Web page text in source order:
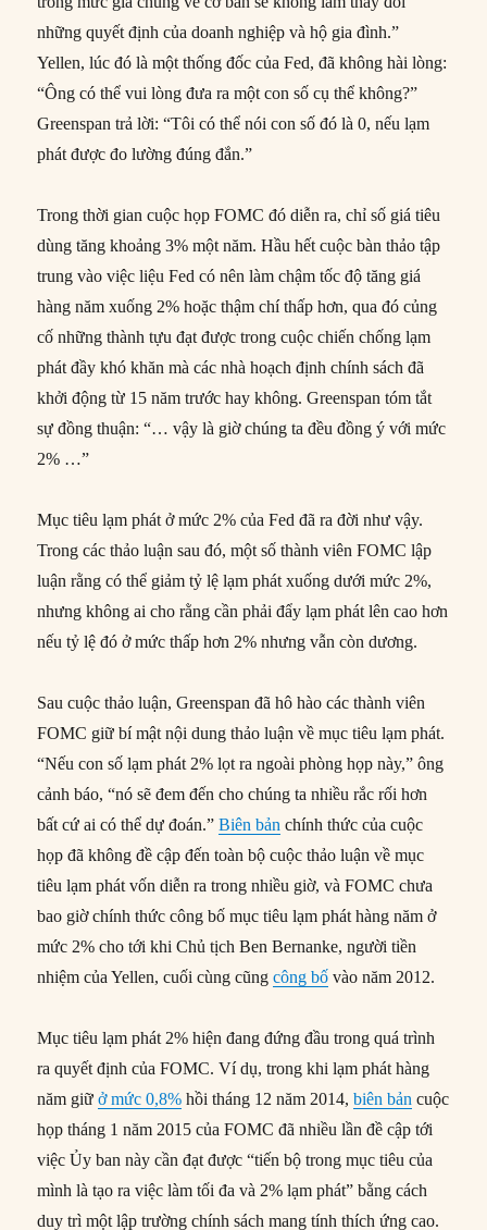
những quyết định của doanh nghiệp và hộ gia đình.”
Yellen, lúc đó là một thống đốc của Fed, đã không hài lòng:
“Ông có thể vui lòng đưa ra một con số cụ thể không?”
Greenspan trả lời: “Tôi có thể nói con số đó là 0, nếu lạm
phát được đo lường đúng đắn.”
Trong thời gian cuộc họp FOMC đó diễn ra, chỉ số giá tiêu
dùng tăng khoảng 3% một năm. Hầu hết cuộc bàn thảo tập
trung vào việc liệu Fed có nên làm chậm tốc độ tăng giá
hàng năm xuống 2% hoặc thậm chí thấp hơn, qua đó củng
cố những thành tựu đạt được trong cuộc chiến chống lạm
phát đầy khó khăn mà các nhà hoạch định chính sách đã
khởi động từ 15 năm trước hay không. Greenspan tóm tắt
sự đồng thuận: “… vậy là giờ chúng ta đều đồng ý với mức
2% …”
Mục tiêu lạm phát ở mức 2% của Fed đã ra đời như vậy.
Trong các thảo luận sau đó, một số thành viên FOMC lập
luận rằng có thể giảm tỷ lệ lạm phát xuống dưới mức 2%,
nhưng không ai cho rằng cần phải đẩy lạm phát lên cao hơn
nếu tỷ lệ đó ở mức thấp hơn 2% nhưng vẫn còn dương.
Sau cuộc thảo luận, Greenspan đã hô hào các thành viên
FOMC giữ bí mật nội dung thảo luận về mục tiêu lạm phát.
“Nếu con số lạm phát 2% lọt ra ngoài phòng họp này,” ông
cảnh báo, “nó sẽ đem đến cho chúng ta nhiều rắc rối hơn
bất cứ ai có thể dự đoán.”Biên bản chính thức của cuộc
họp đã không đề cập đến toàn bộ cuộc thảo luận về mục
tiêu lạm phát vốn diễn ra trong nhiều giờ, và FOMC chưa
bao giờ chính thức công bố mục tiêu lạm phát hàng năm ở
mức 2% cho tới khi Chủ tịch Ben Bernanke, người tiền
nhiệm của Yellen, cuối cùng cũngcông bố vào năm 2012.
Mục tiêu lạm phát 2% hiện đang đứng đầu trong quá trình
ra quyết định của FOMC. Ví dụ, trong khi lạm phát hàng
năm giữở mức 0,8% hồi tháng 12 năm 2014,biên bản cuộc
họp tháng 1 năm 2015 của FOMC đã nhiều lần đề cập tới
việc Ủy ban này cần đạt được “tiến bộ trong mục tiêu của
mình là tạo ra việc làm tối đa và 2% lạm phát” bằng cách
duy trì một lập trường chính sách mang tính thích ứng cao.